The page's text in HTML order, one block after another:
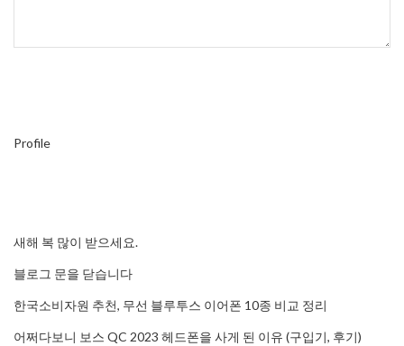
Profile
새해 복 많이 받으세요.
블로그 문을 닫습니다
한국소비자원 추천, 무선 블루투스 이어폰 10종 비교 정리
어쩌다보니 보스 QC 2023 헤드폰을 사게 된 이유 (구입기, 후기)